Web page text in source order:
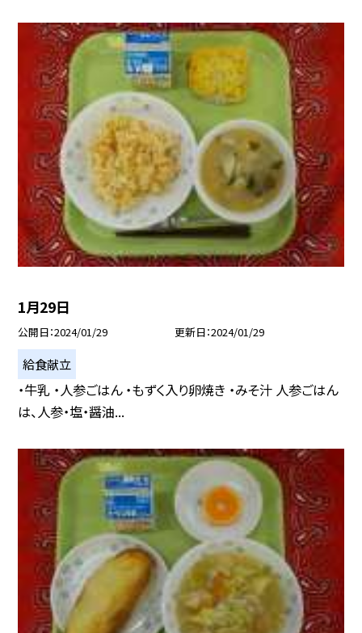
1月29日
公開日 2024/01/29 更新日 2024/01/29
給食献立
・牛乳 ・人参ごはん ・もずく入り卵焼き ・みそ汁 人参ごはん
は、人参・塩・醤油...